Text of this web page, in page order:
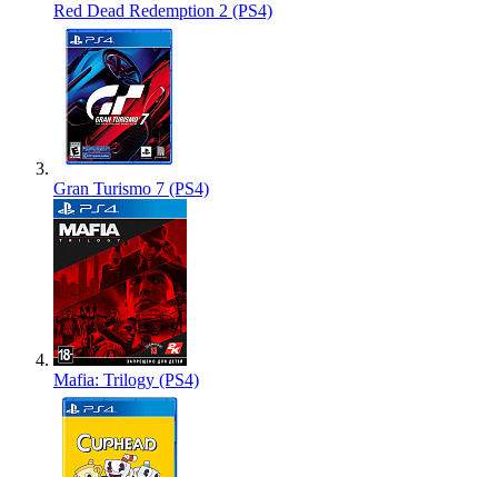
Red Dead Redemption 2 (PS4)
Gran Turismo 7 (PS4)
Mafia: Trilogy (PS4)